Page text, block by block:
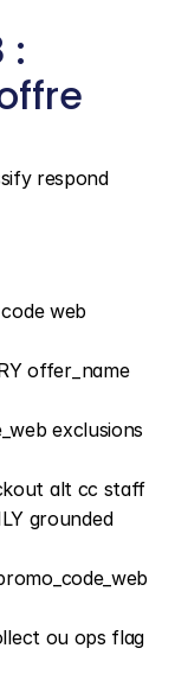
:
respond
web
offer_name
exclusions
alt cc staff
grounded
ou ops flag